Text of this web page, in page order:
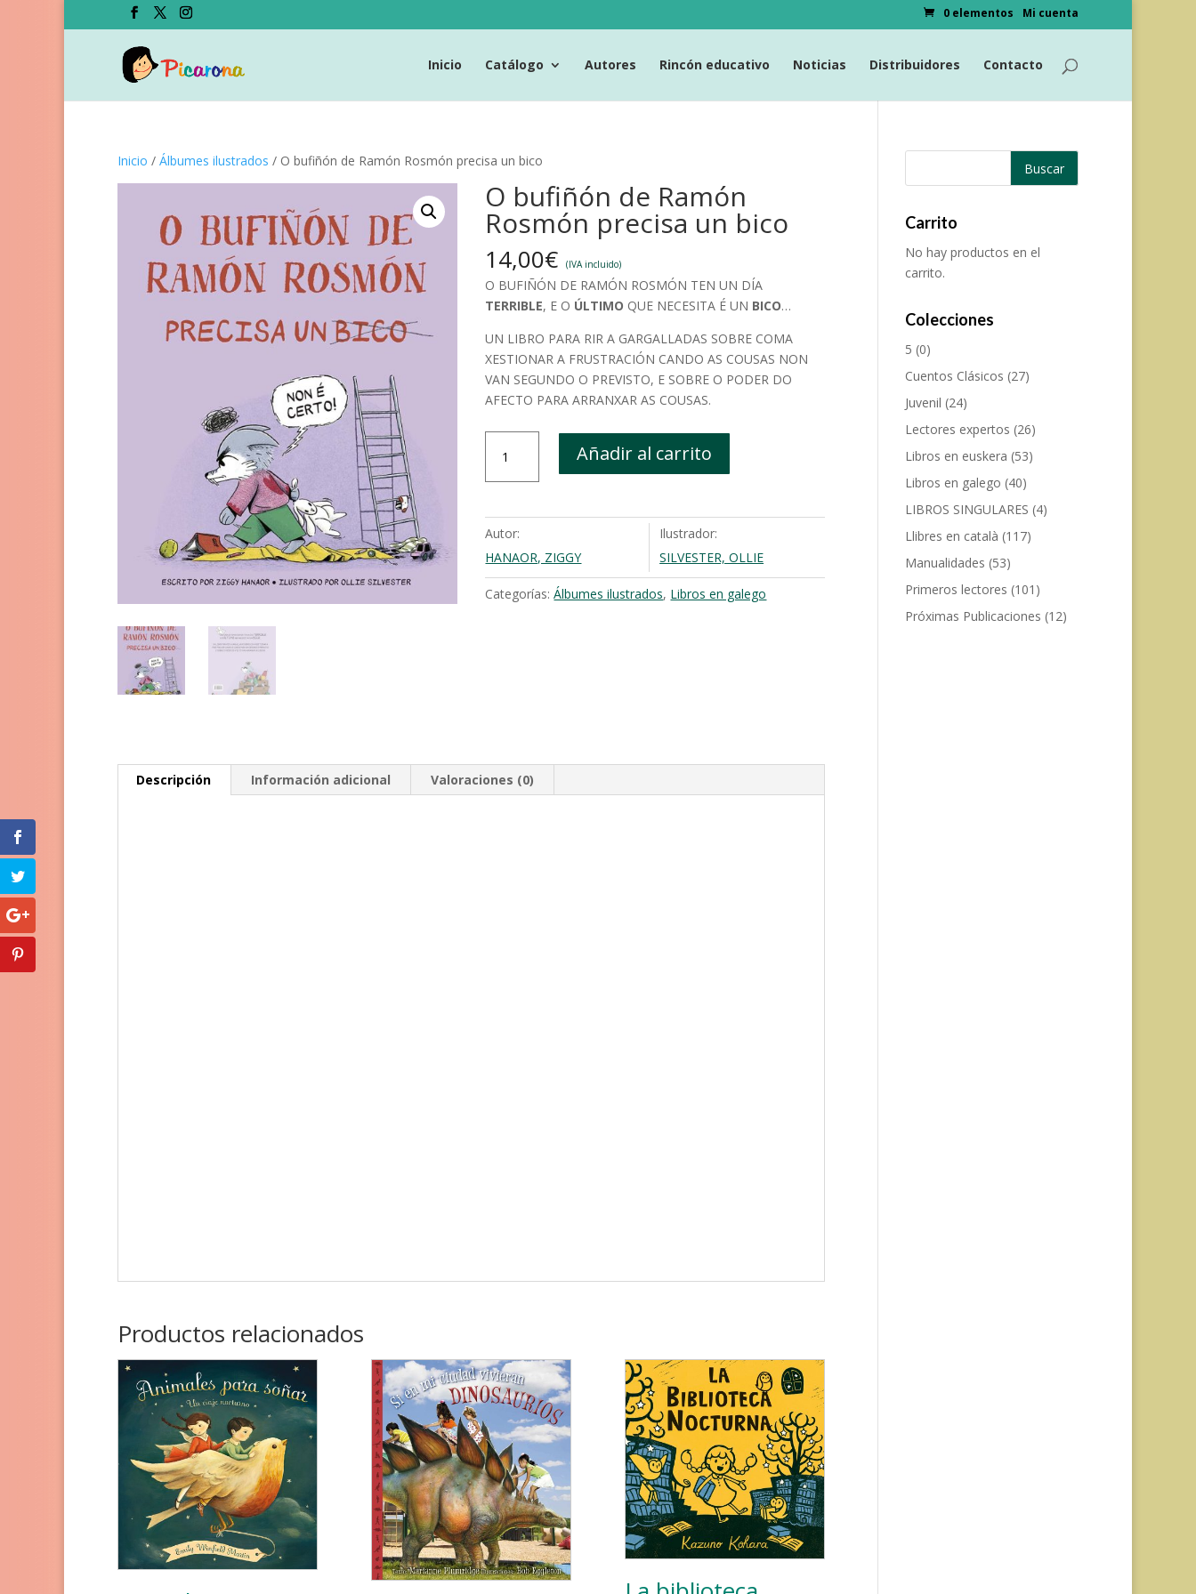
Mi cuenta
0 elementos
Inicio Catálogo Autores Rincón educativo Noticias Distribuidores Contacto
Inicio / Álbumes ilustrados / O bufiñón de Ramón Rosmón precisa un bico
O bufiñón de Ramón
Rosmón precisa un bico
14,00€ (IVA incluido)
O BUFIÑÓN DE RAMÓN ROSMÓN TEN UN DÍA
TERRIBLE, E O ÚLTIMO QUE NECESITA É UN BICO…
UN LIBRO PARA RIR A GARGALLADAS SOBRE COMA
XESTIONAR A FRUSTRACIÓN CANDO AS COUSAS NON
VAN SEGUNDO O PREVISTO, E SOBRE O PODER DO
AFECTO PARA ARRANXAR AS COUSAS.
bufiñón
de
Rosmón
precisa
un
bico
cantidad
Añadir al carrito
Autor:
HANAOR, ZIGGY
Ilustrador:
SILVESTER, OLLIE
Categorías:Álbumes ilustrados, Libros en galego
Descripción Información adicional Valoraciones (0)
Productos relacionados
Carrito
No hay productos en el
carrito.
Colecciones
5 (0)
Cuentos Clásicos (27)
Juvenil (24)
Lectores expertos (26)
Libros en euskera (53)
Libros en galego (40)
LIBROS SINGULARES (4)
Llibres en català (117)
Manualidades (53)
Primeros lectores (101)
Próximas Publicaciones (12)